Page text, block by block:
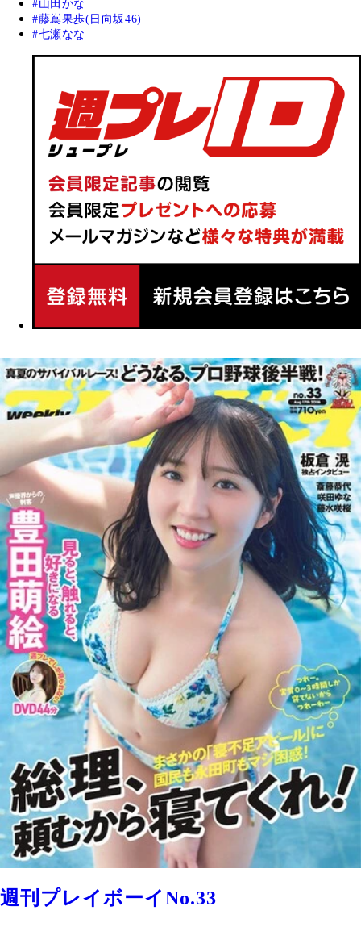
山田かな
藤嶌果歩(日向坂46)
七瀬なな
週刊プレイボーイNo.33